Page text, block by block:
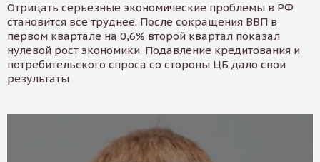
Отрицать серьезные экономические проблемы в РФ
становится все труднее. После сокращения ВВП в
первом квартале на 0,6% второй квартал показал
нулевой рост экономики. Подавление кредитования и
потребительского спроса со стороны ЦБ дало свои
результаты